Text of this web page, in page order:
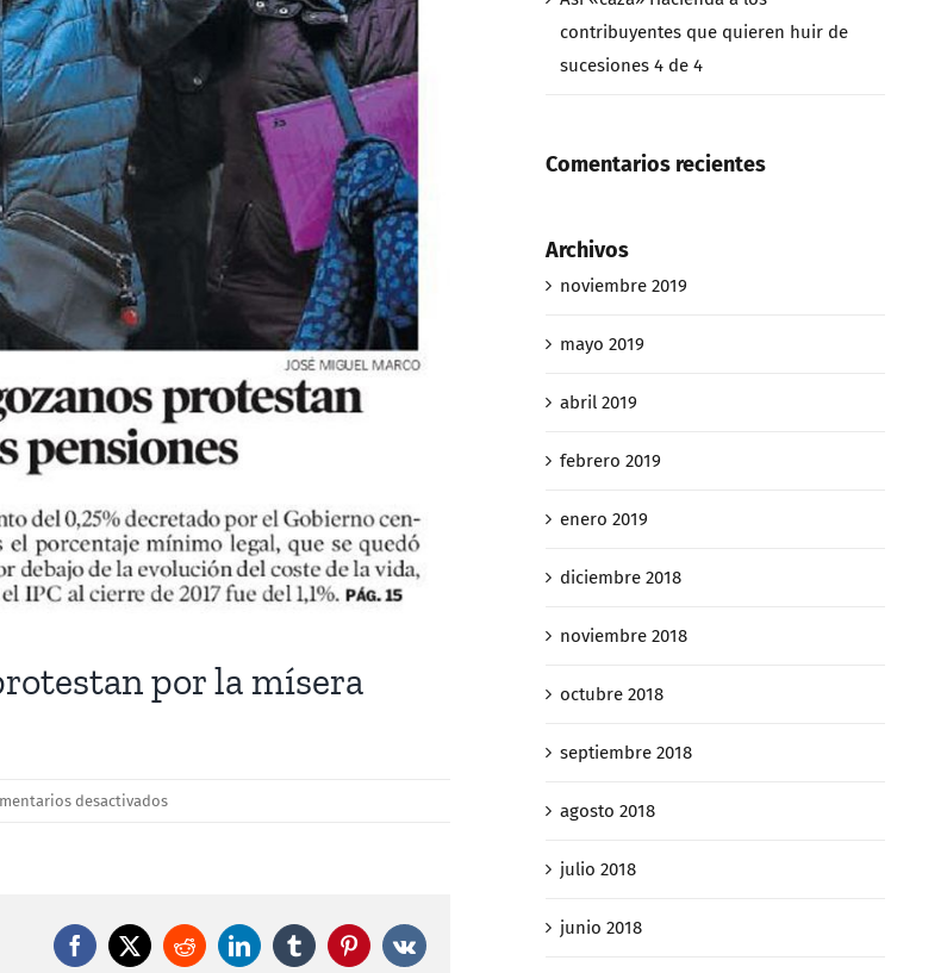
por la mísera
desactivadosen
zaragozanos
Facebook
X RedditLinkedInTumblrPinterest
Vk
contribuyentes que quieren huir de
sucesiones 4 de 4
Comentarios recientes
Archivos
noviembre 2019
mayo 2019
abril 2019
febrero 2019
enero 2019
diciembre 2018
noviembre 2018
octubre 2018
septiembre 2018
agosto 2018
julio 2018
junio 2018